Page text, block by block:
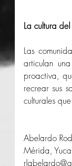
La cultura
Las
articulan
proactiva,
recrear sus
culturales
Abelardo
Mérida,